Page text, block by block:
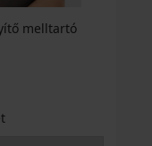
melltartó